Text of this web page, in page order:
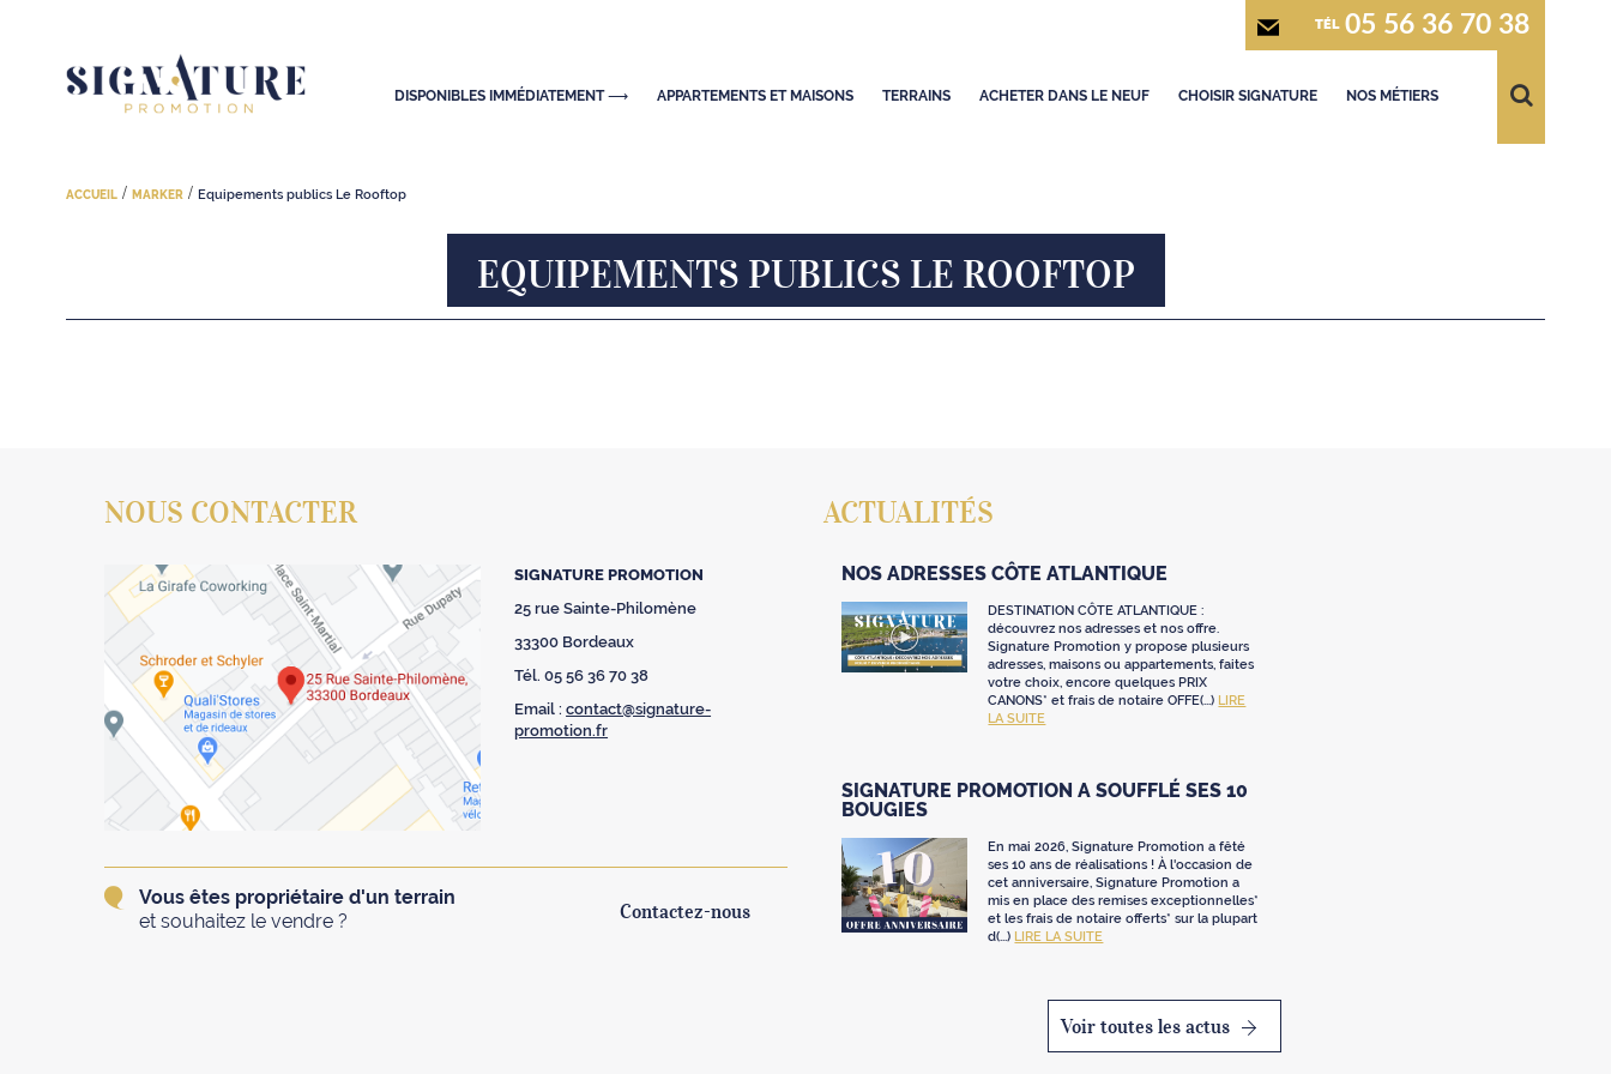
DISPONIBLES IMMÉDIATEMENT ⟶ APPARTEMENTS ET MAISONS TERRAINS ACHETER DANS LE NEUF CHOISIR SIGNATURE NOS MÉTIERS
TÉL 05 56 36 70 38
ACCUEIL / MARKER / Equipements publics Le Rooftop
EQUIPEMENTS PUBLICS LE ROOFTOP
NOUS CONTACTER
SIGNATURE PROMOTION
25 rue Sainte-Philomène
33300 Bordeaux
Tél. 05 56 36 70 38
Email :contact@signature-
promotion.fr
Vous êtes propriétaire d'un terrain
et souhaitez le vendre ?
Contactez-nous
ACTUALITÉS
NOS ADRESSES CÔTE ATLANTIQUE
DESTINATION CÔTE ATLANTIQUE :
découvrez nos adresses et nos offre.
Signature Promotion y propose plusieurs
adresses, maisons ou appartements, faites
votre choix, encore quelques PRIX
CANONS* et frais de notaire OFFE(...) LIRE
LA SUITE
SIGNATURE PROMOTION A SOUFFLÉ SES 10
BOUGIES
En mai 2026, Signature Promotion a fêté
ses 10 ans de réalisations ! À l'occasion de
cet anniversaire, Signature Promotion a
mis en place des remises exceptionnelles*
et les frais de notaire offerts* sur la plupart
d(...) LIRE LA SUITE
Voir toutes les actus